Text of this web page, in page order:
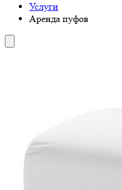
Услуги
Аренда пуфов